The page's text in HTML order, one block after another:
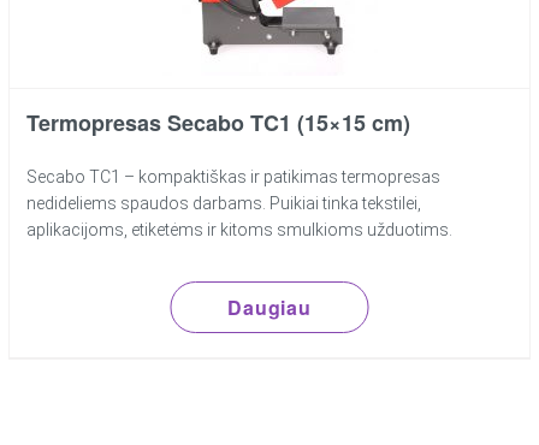
Termopresas Secabo TC1 (15×15 cm)
Secabo TC1 – kompaktiškas ir patikimas termopresas
nedideliems spaudos darbams. Puikiai tinka tekstilei,
aplikacijoms, etiketėms ir kitoms smulkioms užduotims.
Daugiau